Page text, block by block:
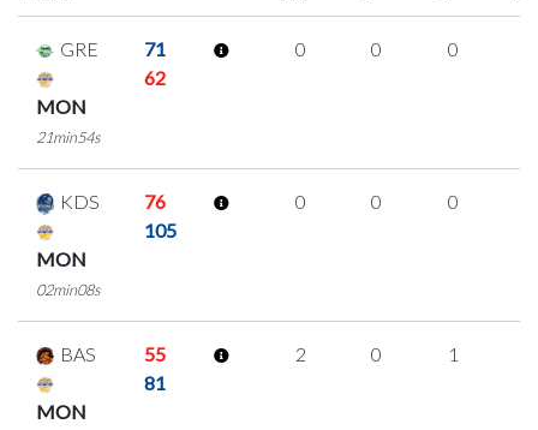
GRE 71
MON
62
21min54s
0 0 0
KDS 76
MON
105
02min08s
0 0 0
BAS 55
MON
81
2 0 1